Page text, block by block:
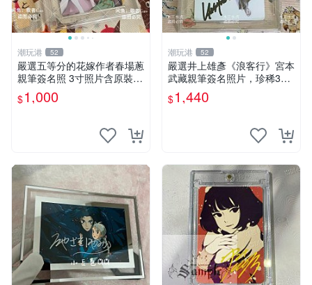
潮玩港 52
嚴選五等分的花嫁作者春場蔥
親筆簽名照 3寸照片含原裝卡
套 收藏級周邊適合珍藏 五等
分的花嫁 照片 春場蔥
$1,000
潮玩港 52
嚴選井上雄彥《浪客行》宮本
武藏親筆簽名照片，珍稀3英
寸國外直帶原圖實物 浪客行
紙質 簽名 宮本武藏
$1,440